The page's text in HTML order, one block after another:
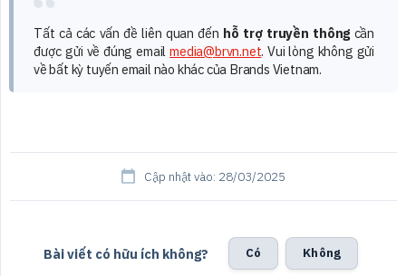
Tất cả các vấn đề liên quan đến hỗ trợ truyền thông cần
được gửi về đúng emailmedia@brvn.net. Vui lòng không gửi
về bất kỳ tuyến email nào khác của Brands Vietnam.
Cập nhật vào: 28/03/2025
Bài viết có hữu ích không? Có Không